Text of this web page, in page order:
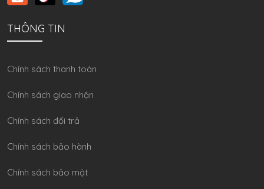
THÔNG TIN
Chính sách thanh toán
Chính sách giao nhận
Chính sách đổi trả
Chính sách bảo hành
Chính sách bảo mật